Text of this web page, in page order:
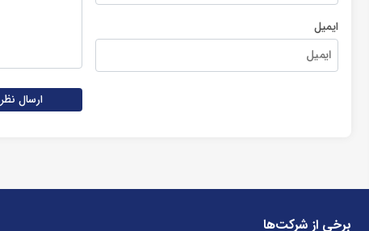
ایمیل
ارسال نظر
برخی از شرکت‌ها